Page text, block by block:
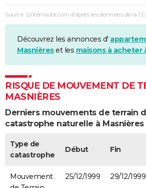
Source : Linternaute.com d'après les données de la
Découvrez les annonces d'
Masnièreset les maisons à acheter
RISQUE DE MOUVEMENT DE
MASNIÈRES
Derniers mouvements de terrain
catastrophe naturelle à Masnières
Type de
catastrophe
Début Fin
Mouvement
25/12/1999 29/12/1999